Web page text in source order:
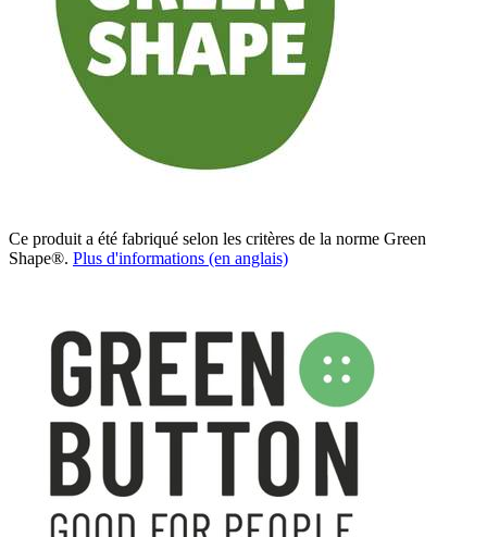
Ce produit a été fabriqué selon les critères de la norme Green
Shape®. Plus d'informations (en anglais)